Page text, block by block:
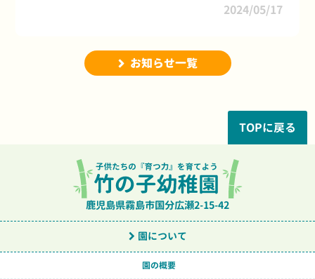
2024/05/17
お知らせ一覧
TOPに戻る
鹿児島県霧島市国分広瀬2-15-42
園について
園の概要